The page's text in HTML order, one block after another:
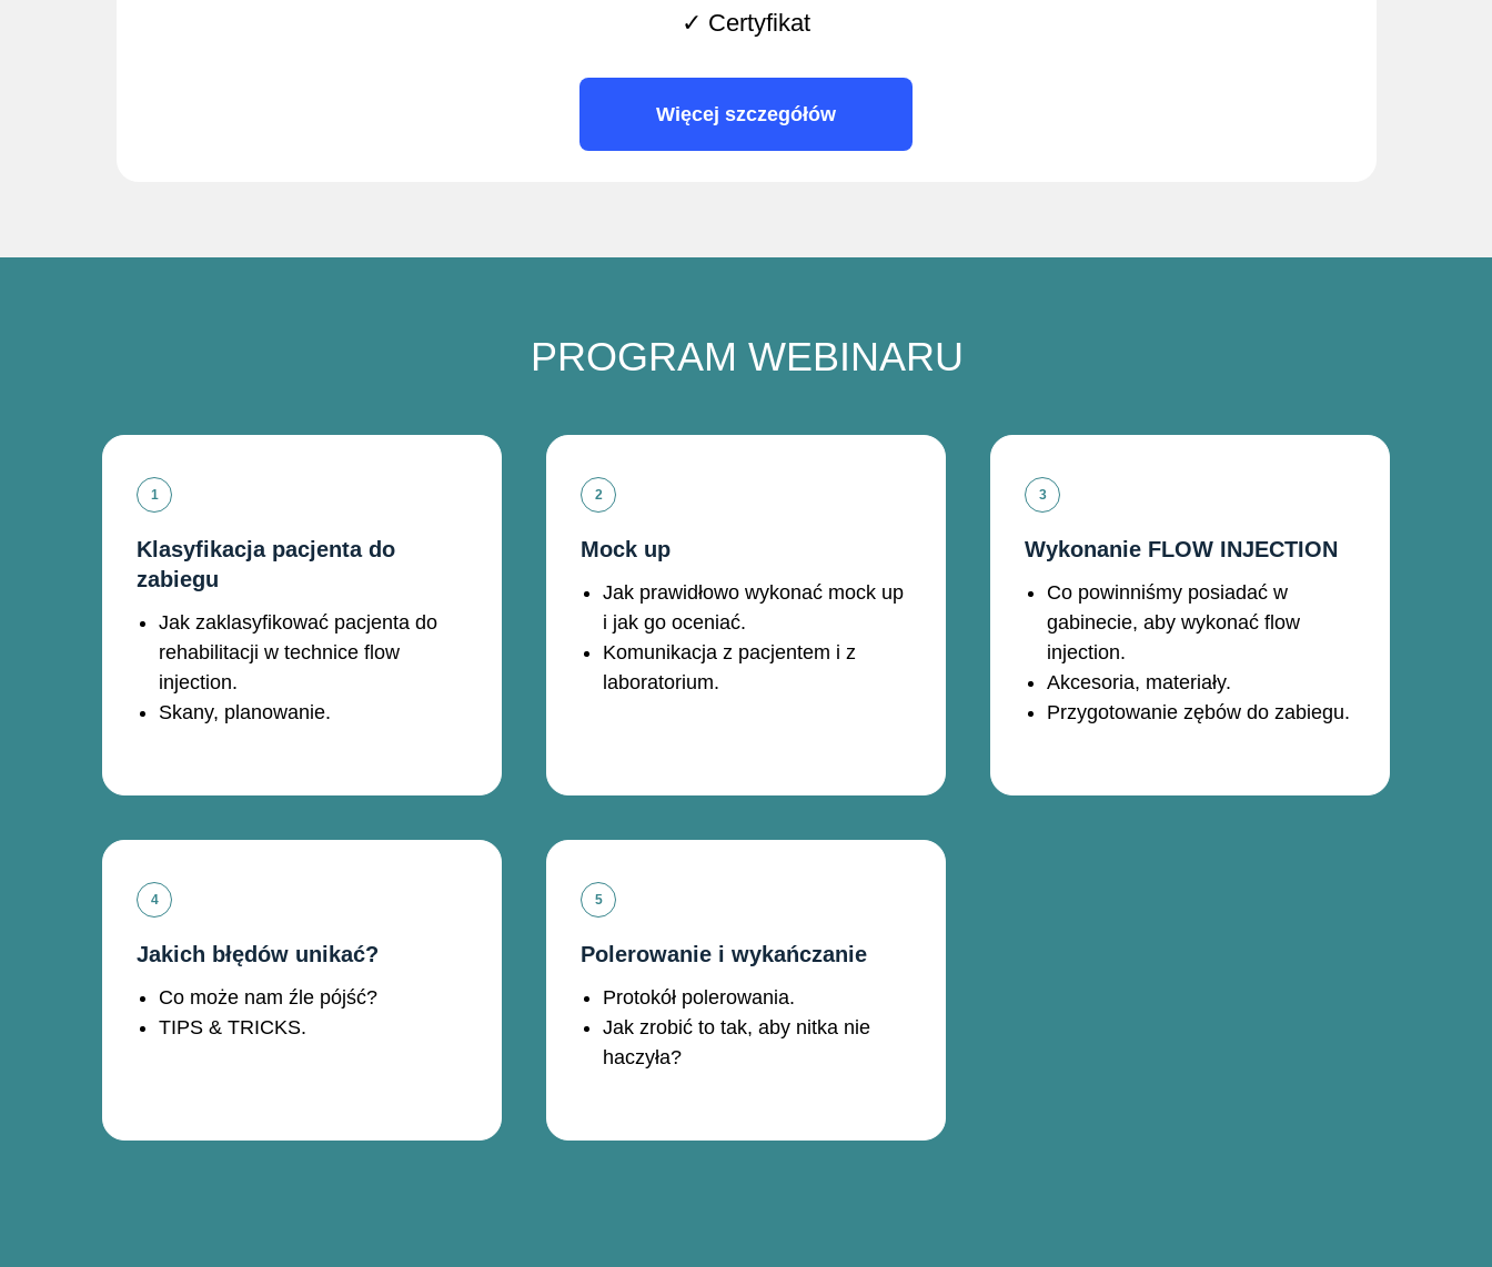
✓ Certyfikat
Więcej szczegółów
PROGRAM WEBINARU
Klasyfikacja pacjenta do
zabiegu
Jak zaklasyfikować pacjenta do
rehabilitacji w technice flow
injection.
Skany, planowanie.
Mock up
Jak prawidłowo wykonać mock up
i jak go oceniać.
Komunikacja z pacjentem i z
laboratorium.
Wykonanie FLOW INJECTION
Co powinniśmy posiadać w
gabinecie, aby wykonać flow
injection.
Akcesoria, materiały.
Przygotowanie zębów do zabiegu.
Jakich błędów unikać?
Co może nam źle pójść?
TIPS & TRICKS.
Polerowanie i wykańczanie
Protokół polerowania.
Jak zrobić to tak, aby nitka nie
haczyła?